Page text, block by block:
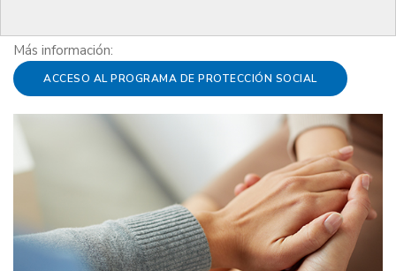
Más información:
ACCESO AL PROGRAMA DE PROTECCIÓN SOCIAL